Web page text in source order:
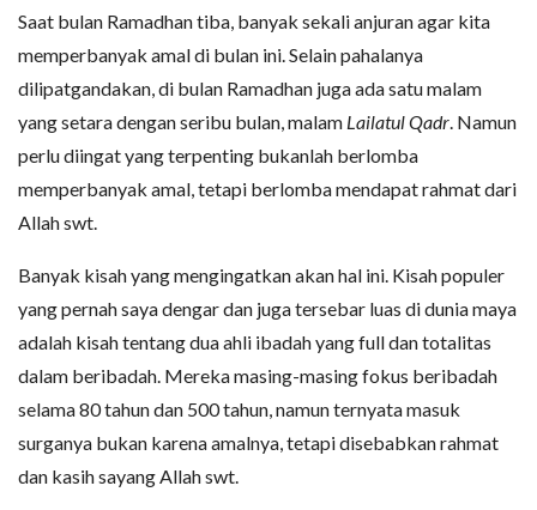
Saat bulan Ramadhan tiba, banyak sekali anjuran agar kita
memperbanyak amal di bulan ini. Selain pahalanya
dilipatgandakan, di bulan Ramadhan juga ada satu malam
yang setara dengan seribu bulan, malam Lailatul Qadr. Namun
perlu diingat yang terpenting bukanlah berlomba
memperbanyak amal, tetapi berlomba mendapat rahmat dari
Allah swt.
Banyak kisah yang mengingatkan akan hal ini. Kisah populer
yang pernah saya dengar dan juga tersebar luas di dunia maya
adalah kisah tentang dua ahli ibadah yang full dan totalitas
dalam beribadah. Mereka masing-masing fokus beribadah
selama 80 tahun dan 500 tahun, namun ternyata masuk
surganya bukan karena amalnya, tetapi disebabkan rahmat
dan kasih sayang Allah swt.